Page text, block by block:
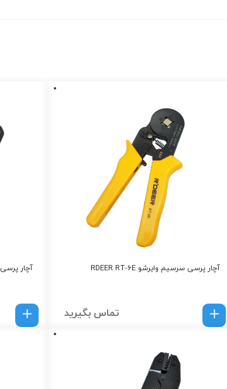
آچار پرسی سرسیم وایرشو RDEER RT-6E
تماس بگیرید
آچار پرسی DTEC DT- 214 IDC